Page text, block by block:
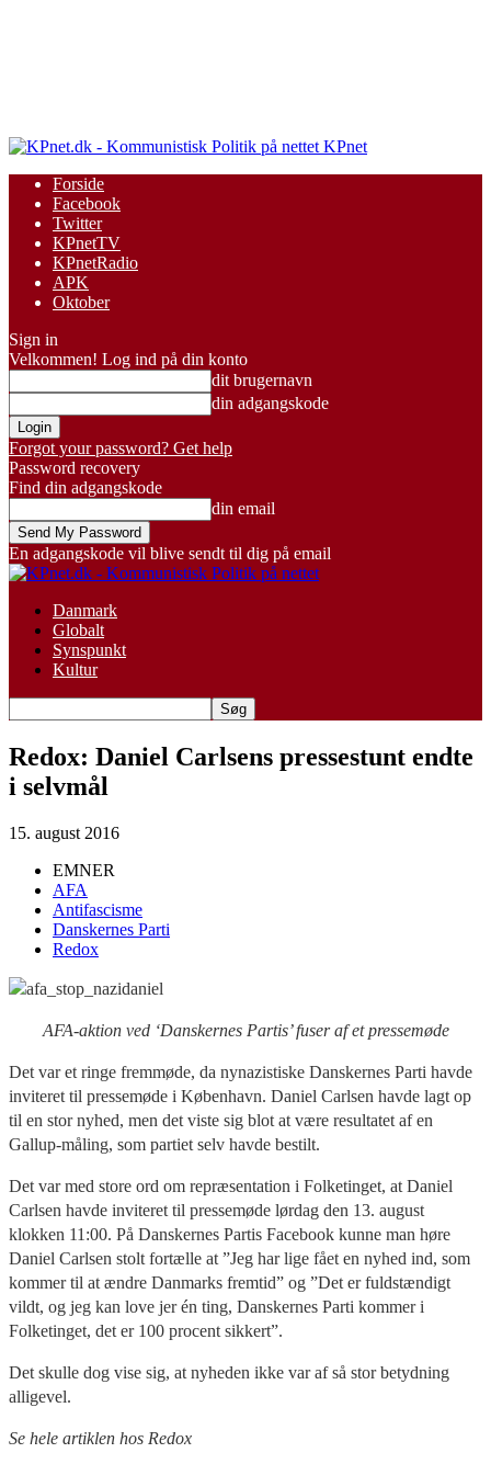
KPnet
Forside
Facebook
Twitter
KPnetTV
KPnetRadio
APK
Oktober
Sign in
Velkommen! Log ind på din konto
dit brugernavn
din adgangskode
Forgot your password? Get help
Password recovery
Find din adgangskode
din email
En adgangskode vil blive sendt til dig på email
Danmark
Globalt
Synspunkt
Kultur
Redox: Daniel Carlsens pressestunt endte
i selvmål
15. august 2016
EMNER
AFA
Antifascisme
Danskernes Parti
Redox
AFA-aktion ved ‘Danskernes Partis’ fuser af et pressemøde
Det var et ringe fremmøde, da nynazistiske Danskernes Parti havde
inviteret til pressemøde i København. Daniel Carlsen havde lagt op
til en stor nyhed, men det viste sig blot at være resultatet af en
Gallup-måling, som partiet selv havde bestilt.
Det var med store ord om repræsentation i Folketinget, at Daniel
Carlsen havde inviteret til pressemøde lørdag den 13. august
klokken 11:00. På Danskernes Partis Facebook kunne man høre
Daniel Carlsen stolt fortælle at ”Jeg har lige fået en nyhed ind, som
kommer til at ændre Danmarks fremtid” og ”Det er fuldstændigt
vildt, og jeg kan love jer én ting, Danskernes Parti kommer i
Folketinget, det er 100 procent sikkert”.
Det skulle dog vise sig, at nyheden ikke var af så stor betydning
alligevel.
Se hele artiklen hos Redox